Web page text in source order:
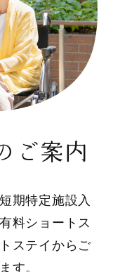
ご案内
期特定施設入
料ショートス
ステイからご
す。